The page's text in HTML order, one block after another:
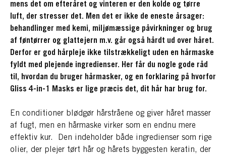
mens det om efteråret og vinteren er den kolde og tørre
luft, der stresser det. Men det er ikke de eneste årsager:
behandlinger med kemi, miljømæssige påvirkninger og brug
af føntørrer og glattejern m.v. går også hårdt ud over håret.
Derfor er god hårpleje ikke tilstrækkeligt uden en hårmaske
fyldt med plejende ingredienser. Her får du nogle gode råd
til, hvordan du bruger hårmasker, og en forklaring på hvorfor
Gliss 4-in-1 Masks er lige præcis det, dit hår har brug for.
En conditioner blødgør hårstråene og giver håret masser
af fugt, men en hårmaske virker som en endnu mere
effektiv kur. Den indeholder både ingredienser som rige
olier, der plejer tørt hår og hårets byggesten keratin, der